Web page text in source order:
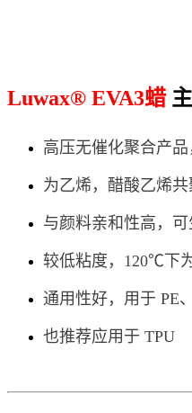
Luwax® EVA3蜡
高压无催化聚合产
为乙烯，醋酸乙烯共
与颜料亲和性高， 可
较低粘度，120℃下
通用性好，用于 PE
也推荐应用于 TPU